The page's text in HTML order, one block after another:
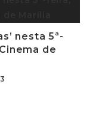
nesta 5ª-
de